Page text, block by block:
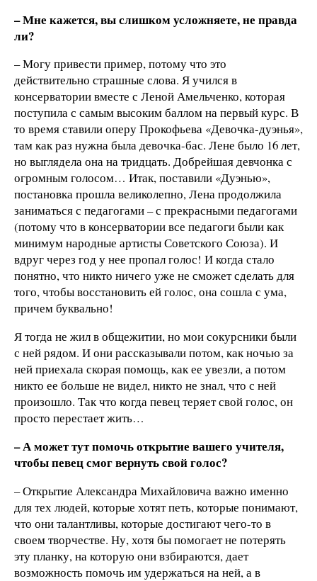
– Мне кажется, вы слишком усложняете, не правда
ли?
– Могу привести пример, потому что это
действительно страшные слова. Я учился в
консерватории вместе с Леной Амельченко, которая
поступила с самым высоким баллом на первый курс. В
то время ставили оперу Прокофьева «Девочка-дуэнья»,
там как раз нужна была девочка-бас. Лене было 16 лет,
но выглядела она на тридцать. Добрейшая девчонка с
огромным голосом… Итак, поставили «Дуэнью»,
постановка прошла великолепно, Лена продолжила
заниматься с педагогами – с прекрасными педагогами
(потому что в консерватории все педагоги были как
минимум народные артисты Советского Союза). И
вдруг через год у нее пропал голос! И когда стало
понятно, что никто ничего уже не сможет сделать для
того, чтобы восстановить ей голос, она сошла с ума,
причем буквально!
Я тогда не жил в общежитии, но мои сокурсники были
с ней рядом. И они рассказывали потом, как ночью за
ней приехала скорая помощь, как ее увезли, а потом
никто ее больше не видел, никто не знал, что с ней
произошло. Так что когда певец теряет свой голос, он
просто перестает жить…
– А может тут помочь открытие вашего учителя,
чтобы певец смог вернуть свой голос?
– Открытие Александра Михайловича важно именно
для тех людей, которые хотят петь, которые понимают,
что они талантливы, которые достигают чего-то в
своем творчестве. Ну, хотя бы помогает не потерять
эту планку, на которую они взбираются, дает
возможность помочь им удержаться на ней, а в